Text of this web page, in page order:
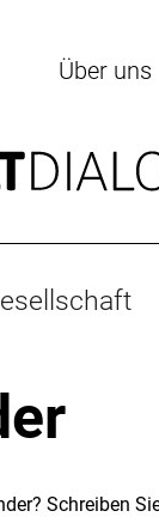
Über uns
Schreiben